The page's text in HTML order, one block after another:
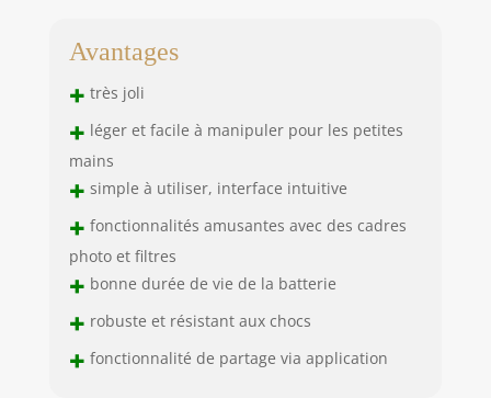
Avantages
+ très joli
+ léger et facile à manipuler pour les petites
mains
+ simple à utiliser, interface intuitive
+ fonctionnalités amusantes avec des cadres
photo et filtres
+ bonne durée de vie de la batterie
+ robuste et résistant aux chocs
+ fonctionnalité de partage via application